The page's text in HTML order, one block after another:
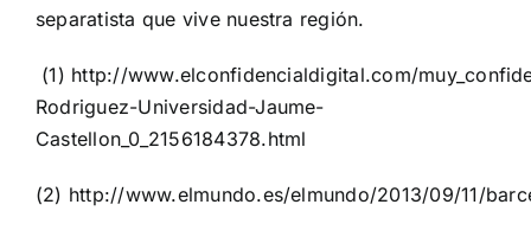
separatista que vive nuestra región.
(1) http://www.elconfidencialdigital.com/
Rodriguez-Universidad-Jaume-
Castellon_0_2156184378.html
(2) http://www.elmundo.es/elmundo/2013/09/11/